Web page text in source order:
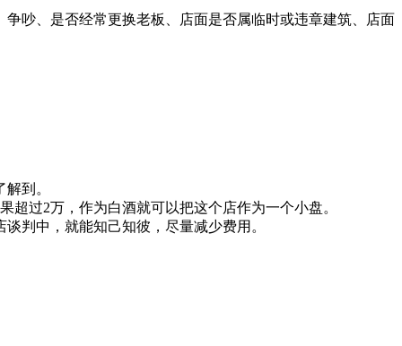
吵、是否经常更换老板、店面是否属临时或违章建筑、店面
到。
过2万，作为白酒就可以把这个店作为一个小盘。
判中，就能知己知彼，尽量减少费用。